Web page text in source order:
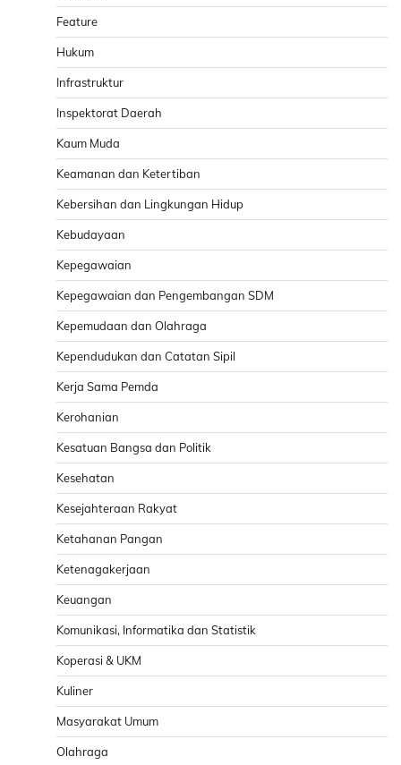
Feature
Hukum
Infrastruktur
Inspektorat Daerah
Kaum Muda
Keamanan dan Ketertiban
Kebersihan dan Lingkungan Hidup
Kebudayaan
Kepegawaian
Kepegawaian dan Pengembangan SDM
Kepemudaan dan Olahraga
Kependudukan dan Catatan Sipil
Kerja Sama Pemda
Kerohanian
Kesatuan Bangsa dan Politik
Kesehatan
Kesejahteraan Rakyat
Ketahanan Pangan
Ketenagakerjaan
Keuangan
Komunikasi, Informatika dan Statistik
Koperasi & UKM
Kuliner
Masyarakat Umum
Olahraga